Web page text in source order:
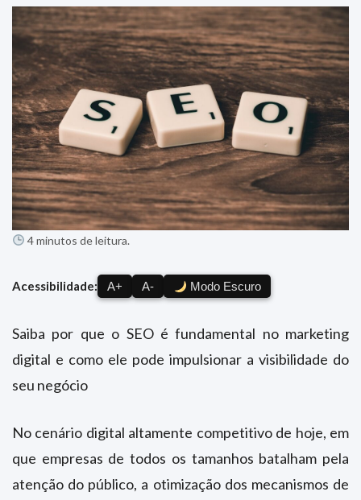
4 minutos de leitura.
Acessibilidade: A+ A- Modo Escuro
Saiba por que o SEO é fundamental no marketing
digital e como ele pode impulsionar a visibilidade do
seu negócio
No cenário digital altamente competitivo de hoje, em
que empresas de todos os tamanhos batalham pela
atenção do público, a otimização dos mecanismos de